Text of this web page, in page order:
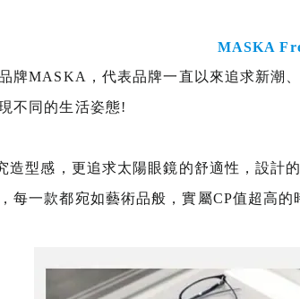
MASKA
牌MASKA，代表品牌一直以來追求新潮
不同的生活姿態!
造型感，更追求太陽眼鏡的舒適性，設計
每一款都宛如藝術品般，實屬CP值超高的